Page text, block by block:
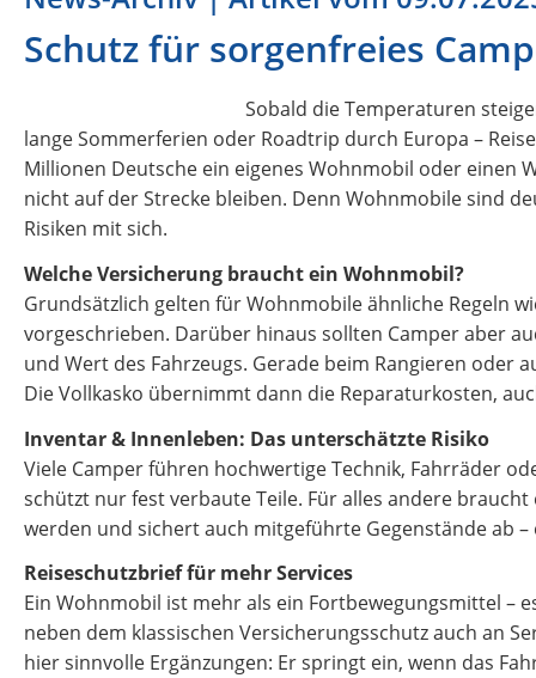
Schutz für sorgenfreies
Sobald die Temperaturen
lange Sommerferien oder Roadtrip durch Europa –
Millionen Deutsche ein eigenes Wohnmobil oder einen
nicht auf der Strecke bleiben. Denn Wohnmobile sind
Risiken mit sich.
Welche Versicherung braucht ein Wohnmobil?
Grundsätzlich gelten für Wohnmobile ähnliche Regeln
vorgeschrieben. Darüber hinaus sollten Camper aber
und Wert des Fahrzeugs. Gerade beim Rangieren oder
Die Vollkasko übernimmt dann die Reparaturkosten,
Inventar & Innenleben: Das unterschätzte Risiko
Viele Camper führen hochwertige Technik, Fahrräder
schützt nur fest verbaute Teile. Für alles andere
werden und sichert auch mitgeführte Gegenstände ab
Reiseschutzbrief für mehr Services
Ein Wohnmobil ist mehr als ein Fortbewegungsmittel –
neben dem klassischen Versicherungsschutz auch an
hier sinnvolle Ergänzungen: Er springt ein, wenn das